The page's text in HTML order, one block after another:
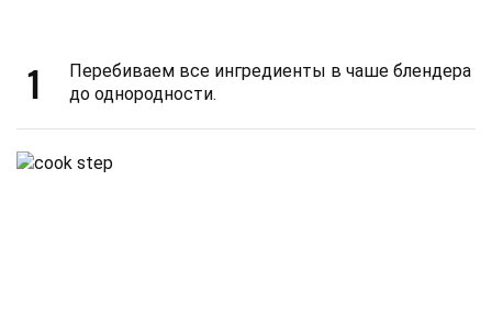
1
Перебиваем все ингредиенты в чаше блендера
до однородности.